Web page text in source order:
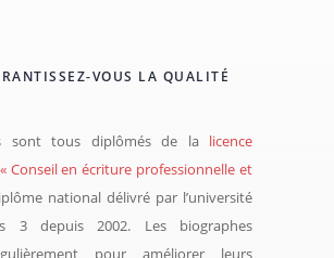
VOUS LA QUALITÉ
sont tous diplômés de la licence
Conseil en écriture professionnelle et
national délivré par l’université
3 depuis 2002. Les biographes
pour améliorer leurs